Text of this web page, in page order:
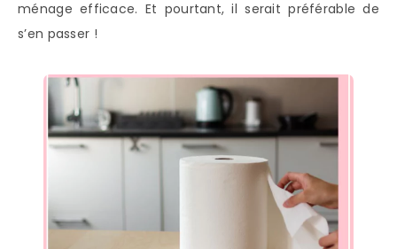
ménage efficace. Et pourtant, il serait préférable de
s’en passer !